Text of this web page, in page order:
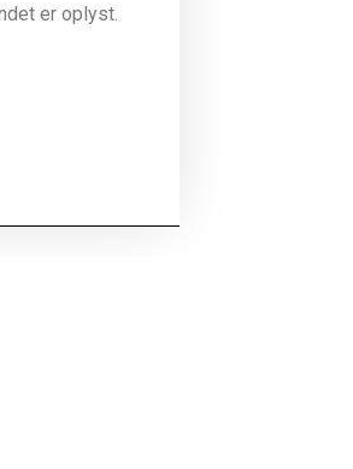
er oplyst.